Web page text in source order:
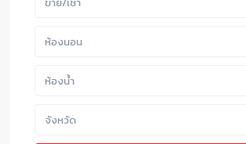
ห้องนอน
ห้องน้ำ
จังหวัด